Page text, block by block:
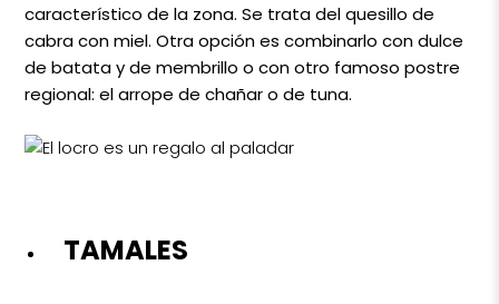
característico de la zona. Se trata del quesillo de
cabra con miel. Otra opción es combinarlo con dulce
de batata y de membrillo o con otro famoso postre
regional: el arrope de chañar o de tuna.
TAMALES